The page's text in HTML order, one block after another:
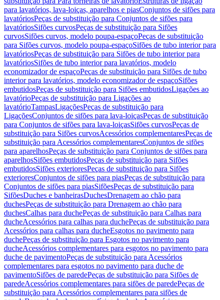
para lavatórios, lava-loiças, aparelhos e piasConjuntos de sifões para
lavatóriosPeças de substituição para Conjuntos de sifões para
lavatóriosSifões curvosPeças de substituição para Sifões
curvosSifões curvos, modelo poupa-espaçoPeças de substituição
para Sifões curvos, modelo poupa-espaçoSifões de tubo interior para
lavatóriosPeças de substituição para Sifões de tubo interior para
lavatóriosSifões de tubo interior para lavatórios, modelo
economizador de espaçoPeças de substituição para Sifões de tubo
interior para lavatórios, modelo economizador de espaçoSifões
embutidosPeças de substituição para Sifões embutidosLigações ao
lavatórioPeças de substituição para Ligações ao
lavatórioTampasLigaçõesPeças de substituição para
LigaçõesConjuntos de sifões para lava-loiçasPeças de substituição
para Conjuntos de sifões para lava-loiçasSifões curvosPeças de
substituição para Sifões curvosAcessórios complementaresPeças de
substituição para Acessórios complementaresConjuntos de sifões
para aparelhosPeças de substituição para Conjuntos de sifões para
aparelhosSifões embutidosPeças de substituição para Sifões
embutidosSifões exterioresPeças de substituição para Sifões
exterioresConjuntos de sifões para piasPeças de substituição para
Conjuntos de sifões para piasSifõesPeças de substituição para
SifõesDuches e banheirasDuchesDrenagem ao chão para
duchesPeças de substituição para Drenagem ao chão para
duchesCalhas para duchePeças de substituição para Calhas para
ducheAcessórios para calhas para duchePeças de substituição para
Acessórios para calhas para ducheEsgotos no pavimento para
duchePeças de substituição para Esgotos no pavimento para
ducheAcessórios complementares para esgotos no pavimento para
duche de pavimentoPeças de substituição para Acessórios
complementares para esgotos no pavimento para duche de
pavimentoSifões de paredePeças de substituição para Sifões de
paredeAcessórios complementares para sifões de paredePeças de
substituição para Acessórios complementares para sifões de